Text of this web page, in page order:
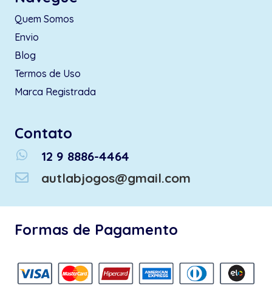
Quem Somos
Envio
Blog
Termos de Uso
Marca Registrada
Contato
whatsapp
12 9 8886-4464
autlabjogos@gmail.com
Formas de Pagamento